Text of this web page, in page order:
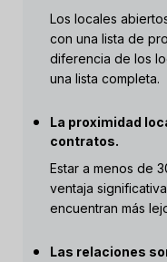
Los locales
con una lista de
diferencia de los
una lista completa.
La proximidad
contratos.
Estar a menos de
ventaja
encuentran más
Las relaciones